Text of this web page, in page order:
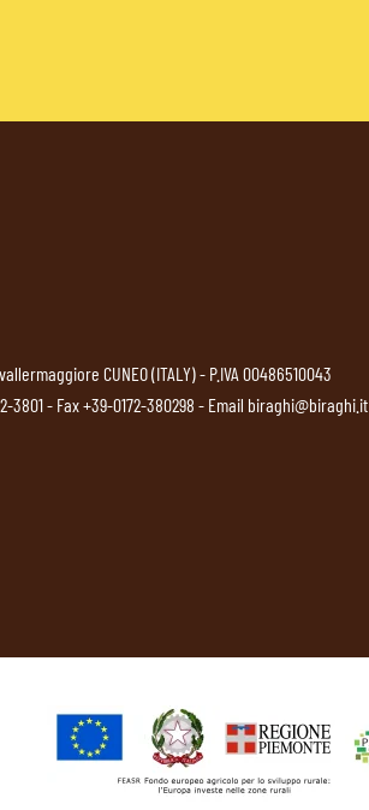
CUNEO (ITALY) - P.IVA 00486510043
3801- Fax +39-0172-380298 - Email biraghi@biraghi.it